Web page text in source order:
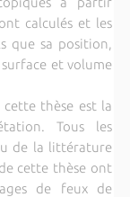
calculés et les
que sa position,
et volume
thèse est la
Tous les
de la littérature
cette thèse ont
de feux de